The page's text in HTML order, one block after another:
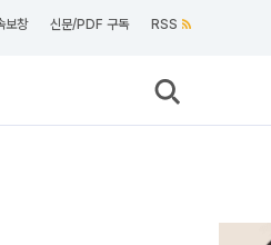
보창 신문/PDF 구독 RSS